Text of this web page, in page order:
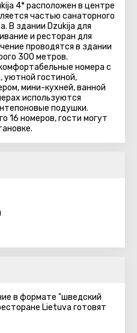
4* расположен в центре
частью санаторного
В здании Dzukija для
и ресторан для
проводятся в здании
300 метров.
номера с
уютной гостиной,
мини-кухней, ванной
используются
подушки.
16 номеров, гости могут
в формате "шведский
Lietuva готовят